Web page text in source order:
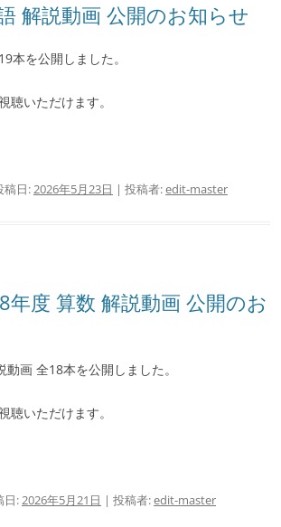
解説動画 公開のお知らせ
本を公開しました。
聴いただけます。
稿日:2026年5月23日 | 投稿者:edit-master
年度 算数 解説動画 公開のお
画 全18本を公開しました。
聴いただけます。
日:2026年5月21日 | 投稿者:edit-master